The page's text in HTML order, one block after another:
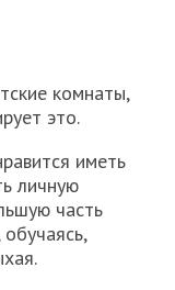
комнаты,
это.
иметь
личную
часть
обучаясь,